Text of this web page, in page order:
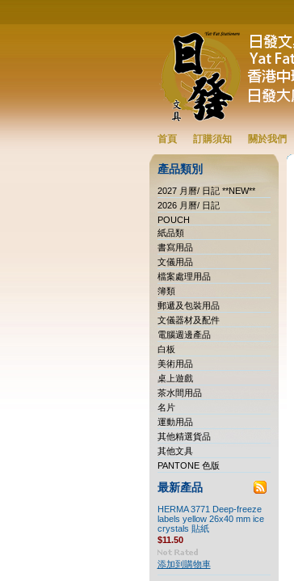
首頁 訂購須知 關於我們
產品類別
2027 月曆/ 日記 **NEW**
2026 月曆/ 日記
POUCH
紙品類
書寫用品
文儀用品
檔案處理用品
簿類
郵遞及包裝用品
文儀器材及配件
電腦週邊產品
白板
美術用品
桌上遊戲
茶水間用品
名片
運動用品
其他精選貨品
其他文具
PANTONE 色版
最新產品
HERMA 3771 Deep-freeze
labels yellow 26x40 mm ice
crystals 貼紙
$11.50
添加到購物車